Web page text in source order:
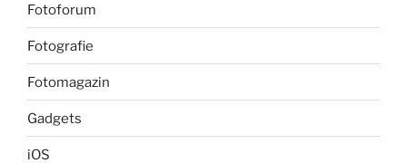
Fotoforum
Fotografie
Fotomagazin
Gadgets
iOS